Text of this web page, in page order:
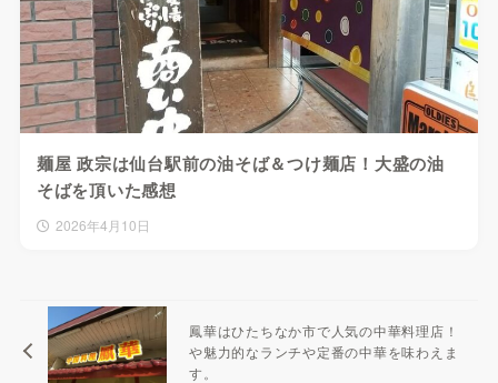
麺屋 政宗は仙台駅前の油そば＆つけ麺店！大盛の油
そばを頂いた感想
2026年4月10日
鳳華はひたちなか市で人気の中華料理店！
や魅力的なランチや定番の中華を味わえま
す。